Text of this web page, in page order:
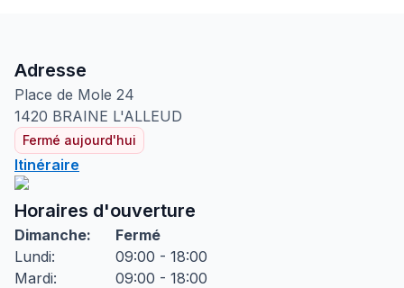
Adresse
Place de Mole 24
1420 BRAINE L'ALLEUD
Fermé aujourd'hui
Itinéraire
Horaires d'ouverture
Dimanche:
Fermé
Lundi:
09:00 - 18:00
Mardi:
09:00 - 18:00